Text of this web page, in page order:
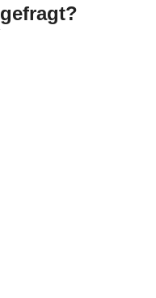
gefragt?